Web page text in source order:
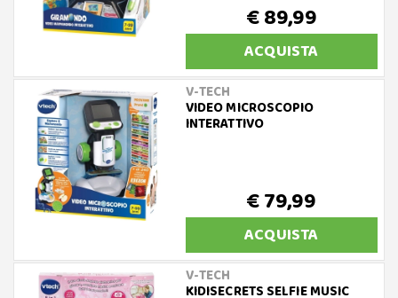
€ 89,99
ACQUISTA
V-TECH
VIDEO MICROSCOPIO
INTERATTIVO
€ 79,99
ACQUISTA
V-TECH
KIDISECRETS SELFIE MUSIC